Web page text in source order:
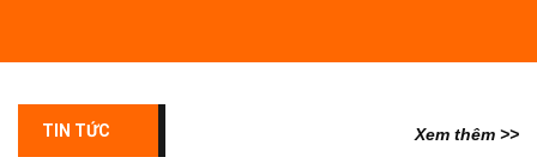
TIN TỨC Xem thêm >>